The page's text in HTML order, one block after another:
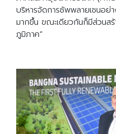
บริหารจัดการซัพพลายเชนอย่
มากขึ้น ขณะเดียวกันก็มีส่วนส
ภูมิภาค”